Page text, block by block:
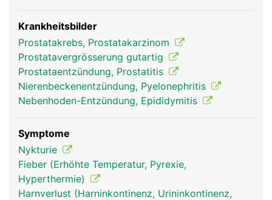
Krankheitsbilder
Prostatakrebs, Prostatakarzinom
Prostatavergrösserung gutartig
Prostataentzündung, Prostatitis
Nierenbeckenentzündung, Pyelonephritis
Nebenhoden-Entzündung, Epididymitis
Symptome
Nykturie
Fieber (Erhöhte Temperatur, Pyrexie,
Hyperthermie)
Harnverlust (Harninkontinenz, Urininkontinenz,